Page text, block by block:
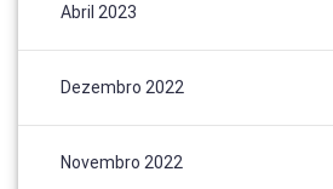
Abril 2023
Dezembro 2022
Novembro 2022